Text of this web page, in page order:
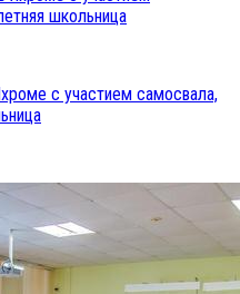
с участием самосвала,